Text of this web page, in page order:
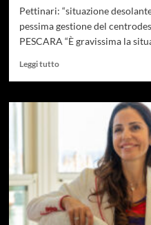
Pettinari: “situazione
pessima gestione del
PESCARA “È gravissima la
Leggi tuttoLeggi
su
quasi
un
anno
di
attesa
per